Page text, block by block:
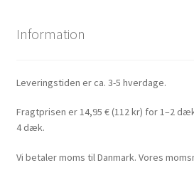
Information
Leveringstiden er ca. 3-5 hverdage.
Fragtprisen er 14,95 € (112 kr) for 1–2
4 dæk.
Vi betaler moms til Danmark. Vores